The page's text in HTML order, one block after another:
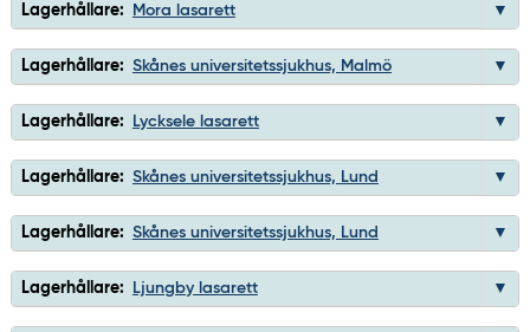
Lagerhållare: Mora lasarett
Lagerhållare: Skånes universitetssjukhus, Malmö
Lagerhållare: Lycksele lasarett
Lagerhållare: Skånes universitetssjukhus, Lund
Lagerhållare: Skånes universitetssjukhus, Lund
Lagerhållare: Ljungby lasarett